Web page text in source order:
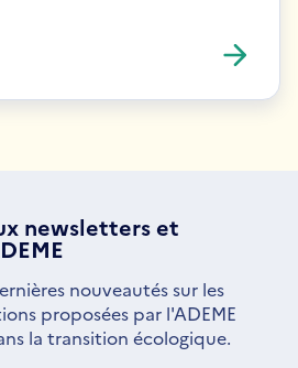
newsletterset
nouveautés sur les
proposées par l'ADEME
la transition écologique.